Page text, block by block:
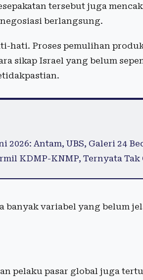
tersebut juga
berlangsung.
hati. Proses pemulihan
sikap Israel yang belum
2026: Antam, UBS, Galeri 24
KDMP-KNMP, Ternyata
banyak variabel yang belum
pelaku pasar global juga